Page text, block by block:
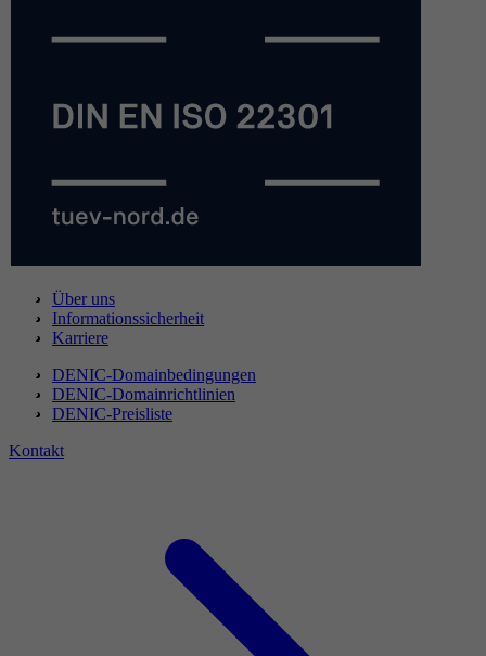
Über uns
Informationssicherheit
Karriere
DENIC-Domainbedingungen
DENIC-Domainrichtlinien
DENIC-Preisliste
Kontakt